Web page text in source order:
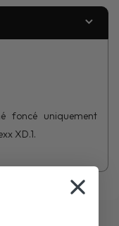
foncé uniquement
XD.1.